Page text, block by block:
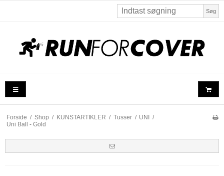
Søg
Forside / Shop / KUNSTARTIKLER / Tusser / UNI
/
Uni Ball - Gold